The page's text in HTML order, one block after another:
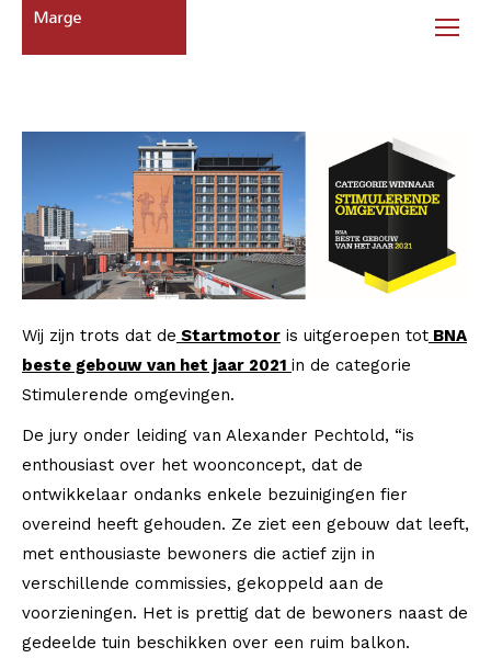
Wij zijn trots dat de Startmotor is uitgeroepen tot BNA
beste gebouw van het jaar 2021 in de categorie
Stimulerende omgevingen.
De jury onder leiding van Alexander Pechtold, “is
enthousiast over het woonconcept, dat de
ontwikkelaar ondanks enkele bezuinigingen fier
overeind heeft gehouden. Ze ziet een gebouw dat leeft,
met enthousiaste bewoners die actief zijn in
verschillende commissies, gekoppeld aan de
voorzieningen. Het is prettig dat de bewoners naast de
gedeelde tuin beschikken over een ruim balkon.